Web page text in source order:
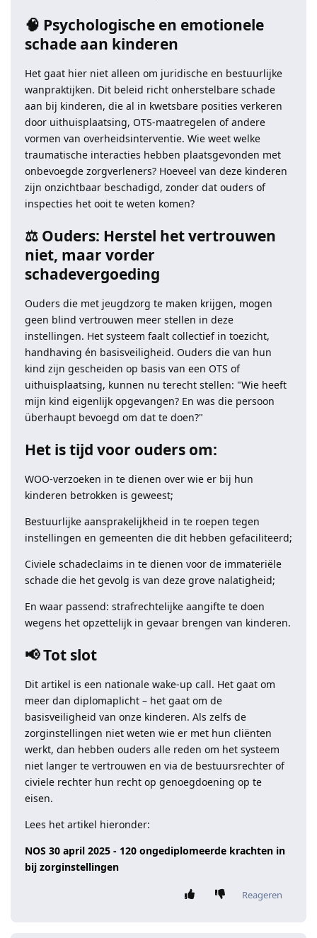
🧠 Psychologische en emotionele
schade aan kinderen
Het gaat hier niet alleen om juridische en bestuurlijke
wanpraktijken. Dit beleid richt onherstelbare schade
aan bij kinderen, die al in kwetsbare posities verkeren
door uithuisplaatsing, OTS-maatregelen of andere
vormen van overheidsinterventie. Wie weet welke
traumatische interacties hebben plaatsgevonden met
onbevoegde zorgverleners? Hoeveel van deze kinderen
zijn onzichtbaar beschadigd, zonder dat ouders of
inspecties het ooit te weten komen?
⚖️ Ouders: Herstel het vertrouwen
niet, maar vorder
schadevergoeding
Ouders die met jeugdzorg te maken krijgen, mogen
geen blind vertrouwen meer stellen in deze
instellingen. Het systeem faalt collectief in toezicht,
handhaving én basisveiligheid. Ouders die van hun
kind zijn gescheiden op basis van een OTS of
uithuisplaatsing, kunnen nu terecht stellen: "Wie heeft
mijn kind eigenlijk opgevangen? En was die persoon
überhaupt bevoegd om dat te doen?"
Het is tijd voor ouders om:
WOO-verzoeken in te dienen over wie er bij hun
kinderen betrokken is geweest;
Bestuurlijke aansprakelijkheid in te roepen tegen
instellingen en gemeenten die dit hebben gefaciliteerd;
Civiele schadeclaims in te dienen voor de immateriële
schade die het gevolg is van deze grove nalatigheid;
En waar passend: strafrechtelijke aangifte te doen
wegens het opzettelijk in gevaar brengen van kinderen.
📢 Tot slot
Dit artikel is een nationale wake-up call. Het gaat om
meer dan diplomaplicht – het gaat om de
basisveiligheid van onze kinderen. Als zelfs de
zorginstellingen niet weten wie er met hun cliënten
werkt, dan hebben ouders alle reden om het systeem
niet langer te vertrouwen en via de bestuursrechter of
civiele rechter hun recht op genoegdoening op te
eisen.
Lees het artikel hieronder:
NOS 30 april 2025 - 120 ongediplomeerde krachten in
bij zorginstellingen
Reageren